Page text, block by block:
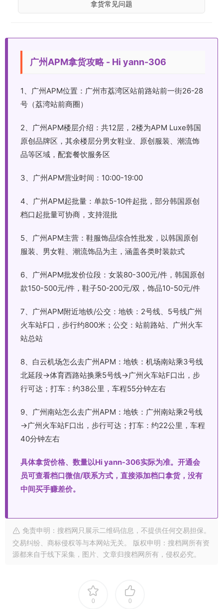
拿货常见问题
广州APM拿货攻略 - Hi yann-306
1、广州APM位置：广州市荔湾区站前路站前一街26-28
号（荔湾站前商圈）
2、广州APM楼层介绍：共12层，2楼为APM Luxe韩国
原创品牌区，其余楼层分男女鞋业、原创服装、潮流饰
品等区域，配套餐饮服务区
3、广州APM营业时间：10:00-19:00
4、广州APM起批量：单款5-10件起批，部分韩国原创
档口起批量可协商，支持混批
5、广州APM主营：鞋服饰品综合性批发，以韩国原创
服装、男女鞋、潮流饰品为主，涵盖各类时装款式
6、广州APM批发价位段：女装80-300元/件，韩国原创
款150-500元/件，鞋子50-200元/双，饰品10-50元/件
7、广州APM附近地铁/公交：地铁：2号线、5号线广州
火车站F口，步行约800米；公交：站前路站、广州火车
站总站
8、白云机场怎么去广州APM：地铁：机场南站乘3号线
北延段→体育西路站换乘5号线→广州火车站F口出，步
行可达；打车：约38公里，车程55分钟左右
9、广州南站怎么去广州APM：地铁：广州南站乘2号线
→广州火车站F口出，步行可达；打车：约22公里，车程
40分钟左右
具体拿货价格、数量以Hi yann-306实际为准。开通会
员可查看档口微信/联系方式，直接添加档口拿货，没有
中间买手赚差价。
免责申明：搜档网只展示二维码信息，不提供任何交易担保。
交易纠纷、商标侵权等与本网站无关。 版权申明：搜档网所有资
源都来自于线下采集，图片、文章归搜档网所有，侵权必究。
0 0